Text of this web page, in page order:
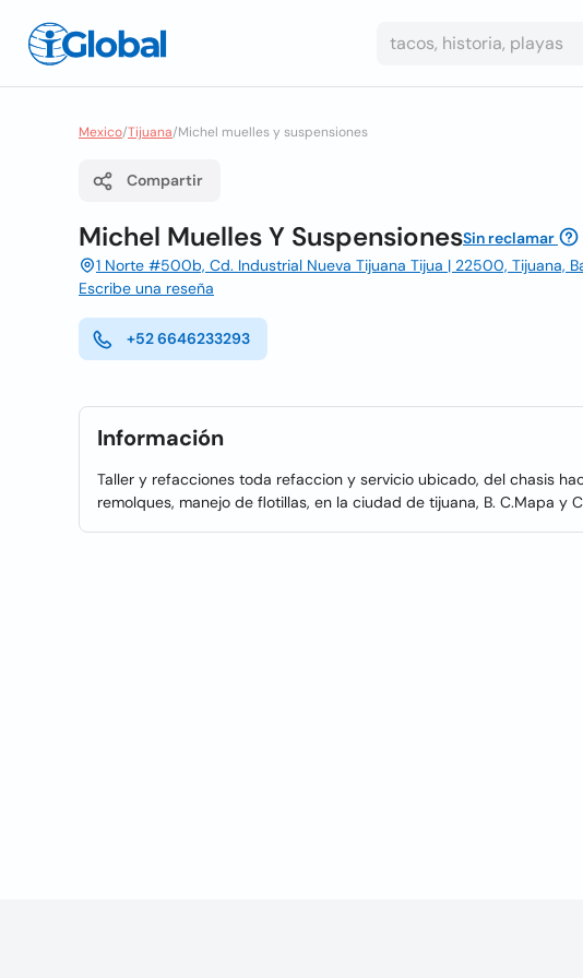
Mexico/Tijuana/Michel muelles y suspensiones
Compartir
Michel Muelles Y SuspensionesSin reclamar
1 Norte #500b, Cd. Industrial Nueva Tijuana Tijua | 22500, Tijuana,
Escribe una reseña
+52 6646233293
Información
Taller y refacciones toda refaccion y servicio ubicado, del chasis
remolques, manejo de flotillas, en la ciudad de tijuana, B. C.Mapa y